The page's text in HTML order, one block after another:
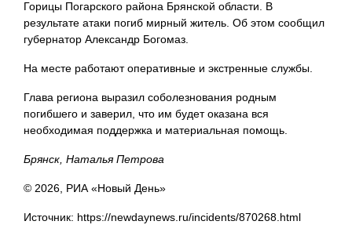
Горицы Погарского района Брянской области. В
результате атаки погиб мирный житель. Об этом сообщил
губернатор Александр Богомаз.
На месте работают оперативные и экстренные службы.
Глава региона выразил соболезнования родным
погибшего и заверил, что им будет оказана вся
необходимая поддержка и материальная помощь.
Брянск, Наталья Петрова
© 2026, РИА «Новый День»
Источник: https://newdaynews.ru/incidents/870268.html